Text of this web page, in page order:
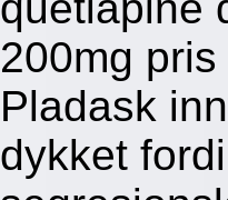
200mg
Pladask
dykket